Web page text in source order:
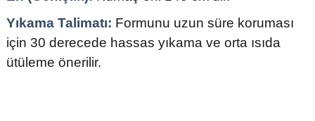
Yıkama Talimatı: Formunu uzun süre koruması
için 30 derecede hassas yıkama ve orta ısıda
ütüleme önerilir.